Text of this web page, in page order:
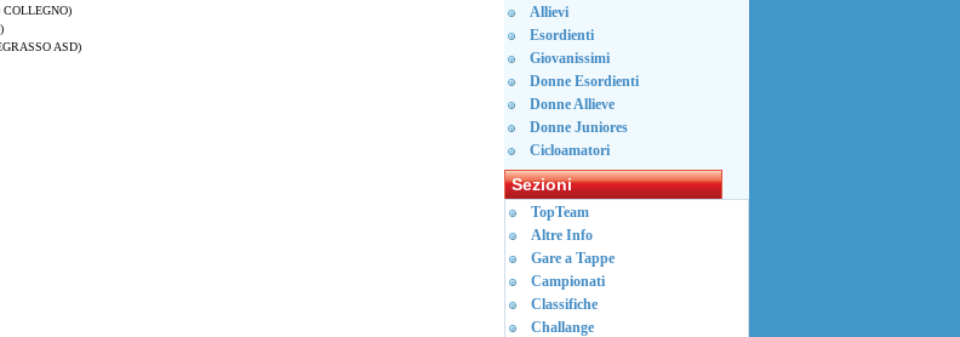
ASD)
Allievi
Esordienti
Giovanissimi
Donne Esordienti
Donne Allieve
Donne Juniores
Cicloamatori
Sezioni
TopTeam
Altre Info
Gare a Tappe
Campionati
Classifiche
Challange